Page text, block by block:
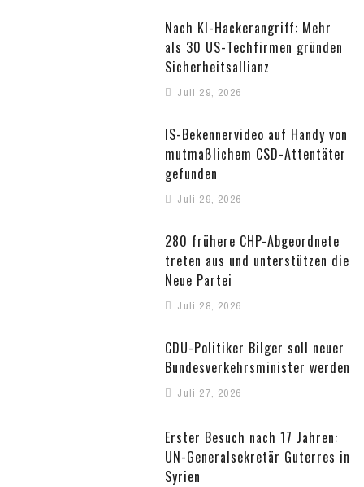
Nach KI-Hackerangriff: Mehr
als 30 US-Techfirmen gründen
Sicherheitsallianz
Juli 29, 2026
IS-Bekennervideo auf Handy von
mutmaßlichem CSD-Attentäter
gefunden
Juli 29, 2026
280 frühere CHP-Abgeordnete
treten aus und unterstützen die
Neue Partei
Juli 28, 2026
CDU-Politiker Bilger soll neuer
Bundesverkehrsminister werden
Juli 27, 2026
Erster Besuch nach 17 Jahren:
UN-Generalsekretär Guterres in
Syrien